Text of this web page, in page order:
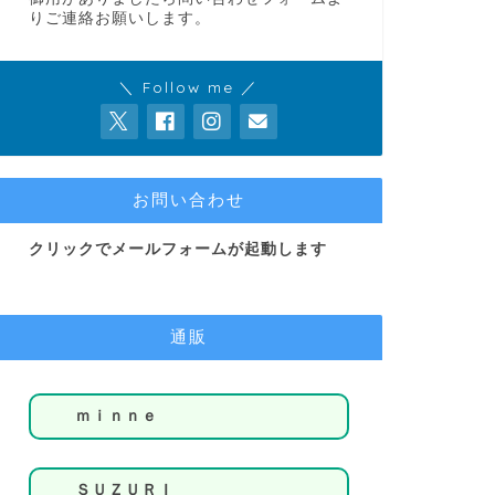
りご連絡お願いします。
＼ Follow me ／
お問い合わせ
クリックでメールフォームが起動します
通販
ｍｉｎｎｅ
ＳＵＺＵＲＩ